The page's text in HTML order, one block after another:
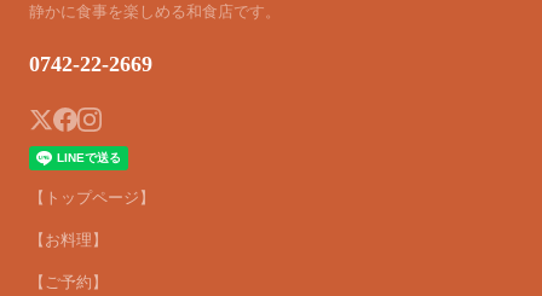
静かに食事を楽しめる和食店です。
0742-22-2669
【トップページ】
【お料理】
【ご予約】